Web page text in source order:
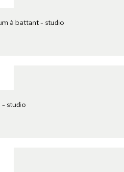
à battant - studio
studio